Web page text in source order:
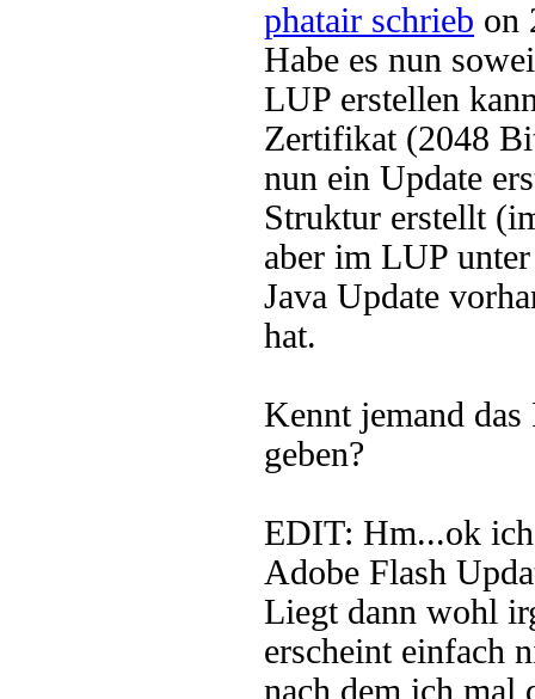
phatair schrieb on
Habe es nun
LUP erstellen
Zertifikat (2048
nun ein Update
Struktur erstellt
aber im LUP
Java Update
hat.
Kennt jemand
geben?
EDIT: Hm...ok ich
Adobe Flash
Liegt dann wohl
erscheint einfach
nach dem ich mal